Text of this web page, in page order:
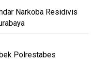
Narkoba Residivis
Polrestabes